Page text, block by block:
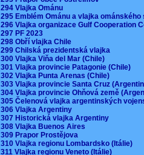
294 Vlajka Ománu
295 Emblém Ománu a vlajka
296 Vlajka organizace Gulf Cooperation
297 PF 2023
298 Obří vlajka Chile
299 Chilská prezidentská vlajka
300 Vlajka Viňa del Mar (Chile)
301 Vlajka provincie Patagonie (Chile)
302 Vlajka Punta Arenas (Chile)
303 Vlajka provincie Santa Cruz
304 Vlajka provincie Ohňová země
305 Čelenová vlajka argentinských
306 Vlajka Argentiny
307 Historická vlajka Argentiny
308 Vlajka Buenos Aires
309 Prapor Prostějova
310 Vlajka regionu Lombardsko (Itálie)
311 Vlajka regionu Veneto (Itálie)